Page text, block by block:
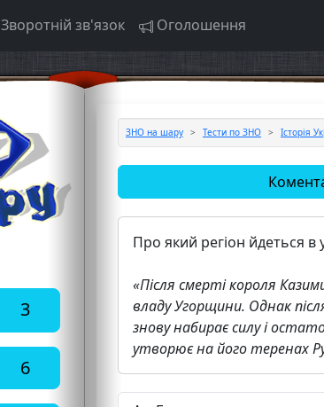
Зворотній зв'язок Оголошення
3
6
ЗНО на шару Тести по ЗНО Історія
Про який регіон йдеться в
«Після смерті короля
владу Угорщини. Однак
знову набирає силу і
утворює на його теренах